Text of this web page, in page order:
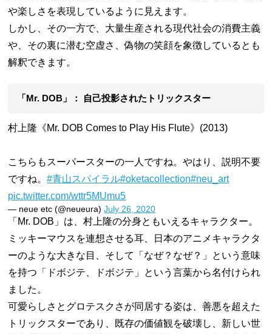
や楽しさを表現しているように見えます。
しかし、その一方で、大量生産される現代社会の消費主義
や、その裏に潜む空虚さ、偽物の笑顔を象徴しているとも
解釈できます。
「Mr. DOB」： 自己投影されたトリックスター
村上隆《Mr. DOB Comes to Play His Flute》(2013)
こちらもスーパースターの一人ですね。やはり、説明不要
ですね。#青山スパイラル#oketacollection#neu_art
pic.twitter.com/wttr5MUmu5
— neue etc (@neueura)July 26, 2020
「Mr. DOB」は、村上隆の分身ともいえるキャラクター。
ミッキーマウスを連想させる耳、日本のアニメキャラクタ
ーのような大きな目、そして「なぜ？なぜ？」という意味
を持つ「ドボジテ、ドボジテ」という言葉から名付けられ
ました。
可愛らしさとグロテスクさが同居する姿は、善悪を超えた
トリックスターであり、既存の価値観を破壊し、新しい世